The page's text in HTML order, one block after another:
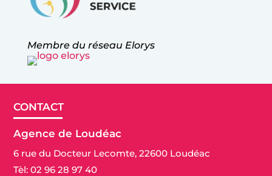
Membre du réseau Elorys
CONTACT
Agence de Loudéac
6 rue du Docteur Lecomte, 22600 Loudéac
Tèl:02 96 28 97 40